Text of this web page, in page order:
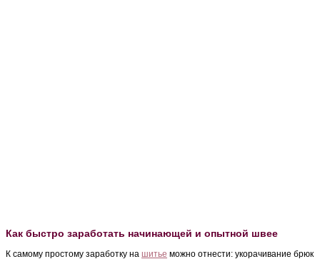
Как быстро заработать начинающей и опытной швее
К самому простому заработку на шитье можно отнести: укорачивание брюк